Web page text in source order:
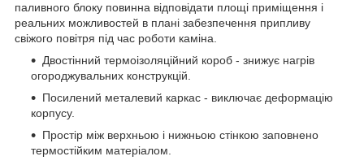
паливного блоку повинна відповідати площі приміщення і
реальних можливостей в плані забезпечення припливу
свіжого повітря під час роботи каміна.
Двостінний термоізоляційний короб - знижує нагрів
огороджувальних конструкцій.
Посилений металевий каркас - виключає деформацію
корпусу.
Простір між верхньою і нижньою стінкою заповнено
термостійким матеріалом.